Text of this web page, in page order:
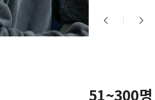
51~300명